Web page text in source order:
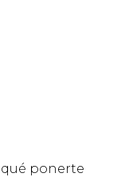
qué ponerte